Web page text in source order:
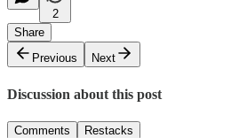
2
Share
Previous
Next
Discussion about this post
Comments Restacks